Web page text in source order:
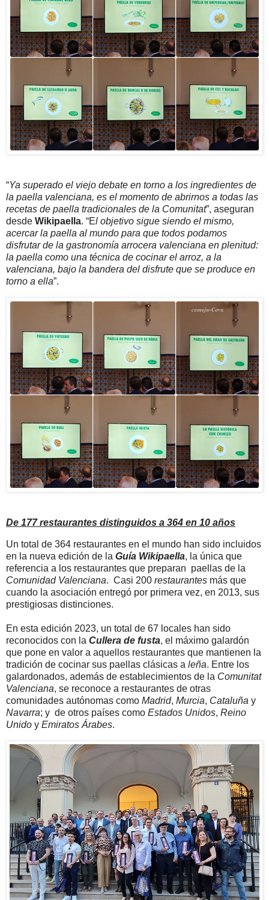
“Ya superado el viejo debate en torno a los ingredientes de
la paella valenciana, es el momento de abrirnos a todas las
recetas de paella tradicionales de la Comunitat”, aseguran
desde Wikipaella. “El objetivo sigue siendo el mismo,
acercar la paella al mundo para que todos podamos
disfrutar de la gastronomía arrocera valenciana en plenitud:
la paella como una técnica de cocinar el arroz, a la
valenciana, bajo la bandera del disfrute que se produce en
torno a ella”.
De 177 restaurantes distinguidos a 364 en 10 años
Un total de 364 restaurantes en el mundo han sido incluidos
en la nueva edición de la Guía Wikipaella, la única que
referencia a los restaurantes que preparan paellas de la
Comunidad Valenciana. Casi 200 restaurantes más que
cuando la asociación entregó por primera vez, en 2013, sus
prestigiosas distinciones.
En esta edición 2023, un total de 67 locales han sido
reconocidos con la Cullera de fusta, el máximo galardón
que pone en valor a aquellos restaurantes que mantienen la
tradición de cocinar sus paellas clásicas a leña. Entre los
galardonados, además de establecimientos de la Comunitat
Valenciana, se reconoce a restaurantes de otras
comunidades autónomas como Madrid, Murcia, Cataluña y
Navarra; y de otros países como Estados Unidos, Reino
Unido y Emiratos Árabes.